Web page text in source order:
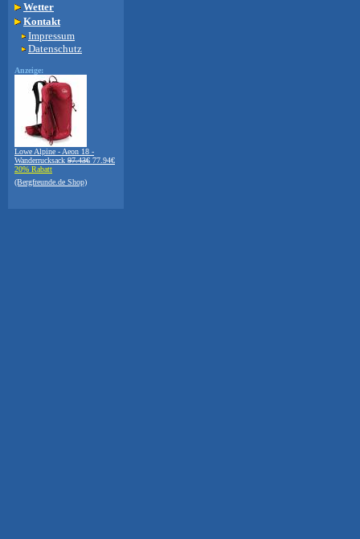
Wetter
Kontakt
Impressum
Datenschutz
Anzeige:
Lowe Alpine - Aeon 18 -
Wanderrucksack 97.43€ 77.94€
20% Rabatt
(Bergfreunde.de Shop)